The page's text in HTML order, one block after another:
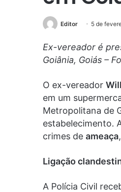
Editor 5 de
Ex-vereador é
Goiânia, Goiás –
O ex-vereador
em um
Metropolitana de
estabelecimento.
crimes de ameaça,
Ligação
A Polícia Civil